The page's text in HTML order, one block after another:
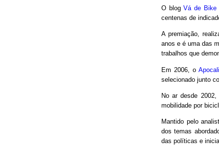
O blogVá de Bike
centenas de
A premiação,
anos e é uma das
trabalhos que
Em 2006, o
selecionado junto
No ar desde
mobilidade por
Mantido pelo
dos temas
das políticas e